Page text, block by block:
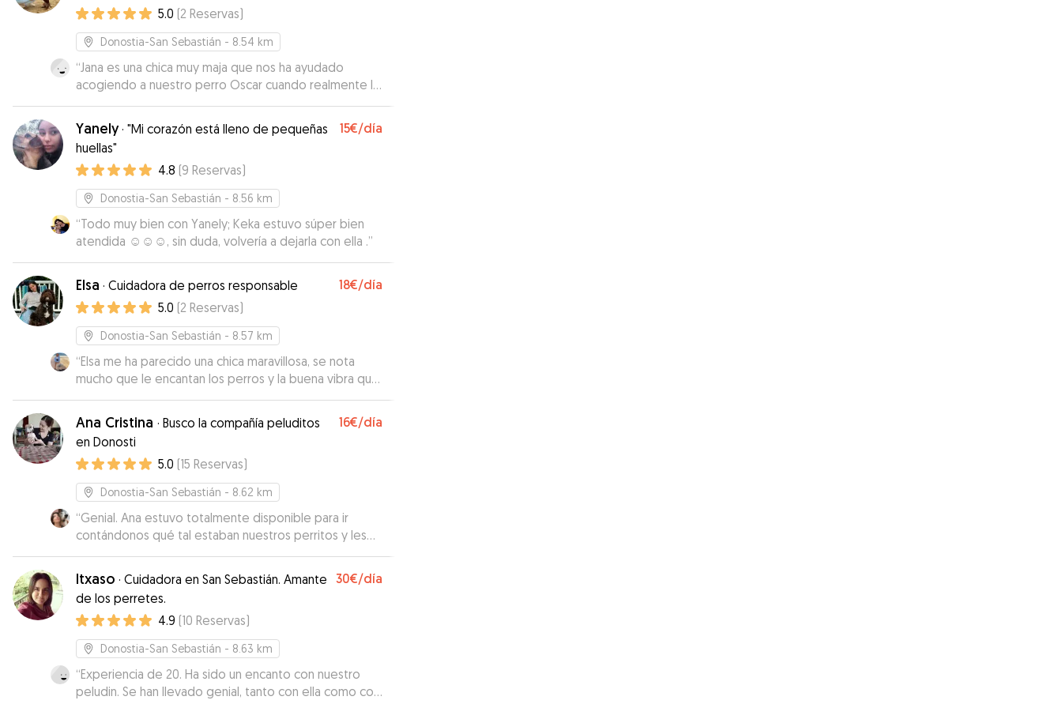
5.0 (2 Reservas)
Donostia-San Sebastián - 8.54 km
“Jana es una chica muy maja que nos ha ayudado
acogiendo a nuestro perro Oscar cuando realmente lo
necesitábamos y con poco tiempo de antelación.
Oscar ha vuelto a casa muy feliz y tranquilo, y nosotros
aun mas!
Yanely· "Mi corazón está lleno de pequeñas
huellas"
15€/día
4.8 (9 Reservas)
Donostia-San Sebastián - 8.56 km
“Todo muy bien con Yanely; Keka estuvo súper bien
atendida ☺️☺️☺️, sin duda, volvería a dejarla con ella .”
Elsa · Cuidadora de perros responsable 18€/día
5.0 (2 Reservas)
Donostia-San Sebastián - 8.57 km
“Elsa me ha parecido una chica maravillosa, se nota
mucho que le encantan los perros y la buena vibra que
tiene. Super puntual y amable. Estoy segura de que
Wolfie ha estado muy a gusto con ella. Sin duda para
repetir :)”
Ana Cristina · Busco la compañía peluditos
en Donosti
16€/día
5.0 (15 Reservas)
Donostia-San Sebastián - 8.62 km
“Genial. Ana estuvo totalmente disponible para ir
contándonos qué tal estaban nuestros perritos y les
mimó mucho. Volvieron relajados y contentos. Atendió
perfectamente sus necesidades nutricionales (alergias
y dieta natural), afectivas y demás, por lo que nos
sentimos super tranquilos y contentos de haber
podido contar con ella para cuidarles. ¡Mil gracias!
Itxaso · Cuidadora en San Sebastián. Amante
de los perretes.
30€/día
4.9 (10 Reservas)
Donostia-San Sebastián - 8.63 km
“Experiencia de 20. Ha sido un encanto con nuestro
peludin. Se han llevado genial, tanto con ella como con